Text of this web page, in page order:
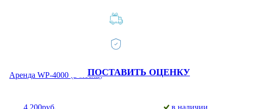
ПОСТАВИТЬ ОЦЕНКУ
Аренда WP-4000 (в месяц)